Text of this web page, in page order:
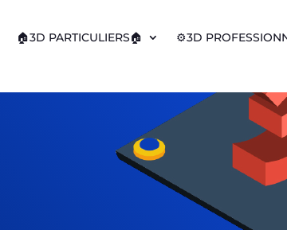
🏠3D PARTICULIERS🏠 ⚙️3D